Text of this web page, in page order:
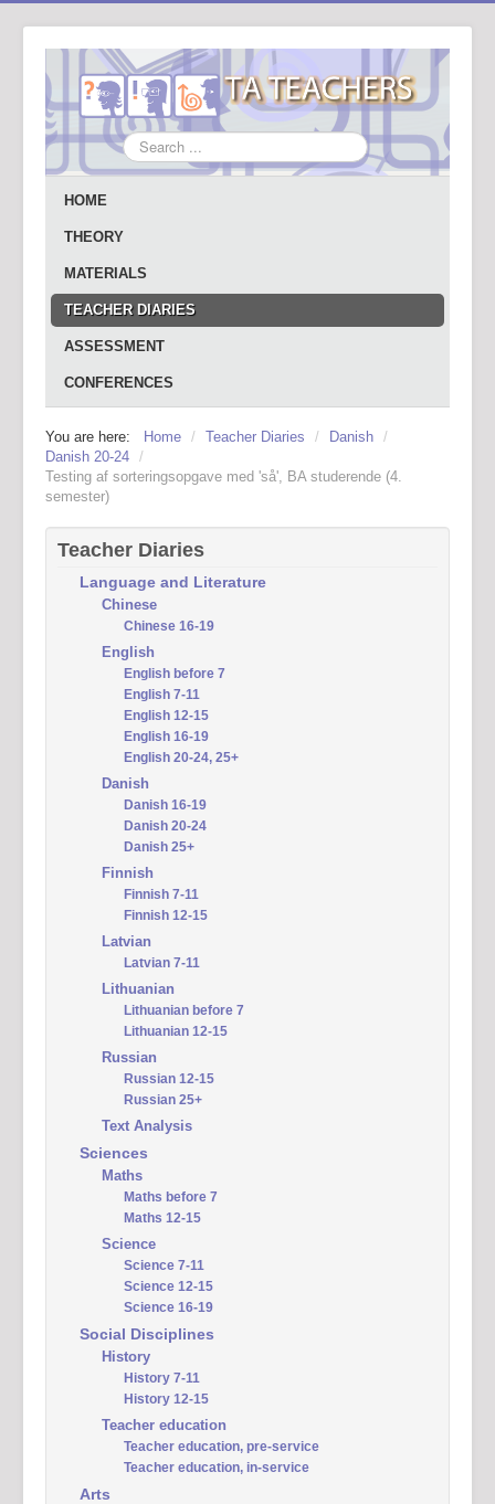
Search
...
HOME
THEORY
MATERIALS
TEACHER DIARIES
ASSESSMENT
CONFERENCES
You are here: Home / Teacher Diaries / Danish /
Danish 20-24 /
Testing af sorteringsopgave med 'så', BA studerende (4.
semester)
Teacher Diaries
Language and Literature
Chinese
Chinese 16-19
English
English before 7
English 7-11
English 12-15
English 16-19
English 20-24, 25+
Danish
Danish 16-19
Danish 20-24
Danish 25+
Finnish
Finnish 7-11
Finnish 12-15
Latvian
Latvian 7-11
Lithuanian
Lithuanian before 7
Lithuanian 12-15
Russian
Russian 12-15
Russian 25+
Text Analysis
Sciences
Maths
Maths before 7
Maths 12-15
Science
Science 7-11
Science 12-15
Science 16-19
Social Disciplines
History
History 7-11
History 12-15
Teacher education
Teacher education, pre-service
Teacher education, in-service
Arts